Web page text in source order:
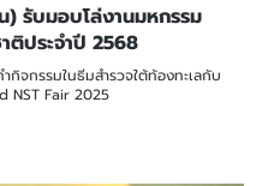
รับมอบโล่งานมหกรรม
ติประจำปี 2568
จกรรมในธีมสำรวจใต้ท้องทะเลกับ
NST Fair 2025